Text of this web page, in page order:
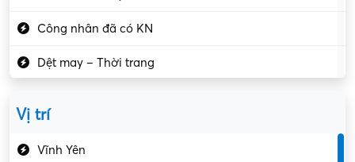
Công nhân đã có KN
Dệt may – Thời trang
Vị trí
Vĩnh Yên